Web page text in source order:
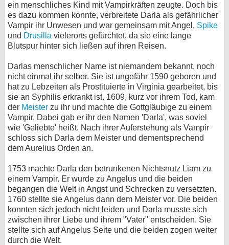
ein menschliches Kind mit Vampirkräften zeugte. Doch bis
es dazu kommen konnte, verbreitete Darla als gefährlicher
Vampir ihr Unwesen und war gemeinsam mit Angel, Spike
und Drusilla vielerorts gefürchtet, da sie eine lange
Blutspur hinter sich ließen auf ihren Reisen.
Darlas menschlicher Name ist niemandem bekannt, noch
nicht einmal ihr selber. Sie ist ungefähr 1590 geboren und
hat zu Lebzeiten als Prostituierte in Virginia gearbeitet, bis
sie an Syphilis erkrankt ist. 1609, kurz vor ihrem Tod, kam
der Meister zu ihr und machte die Gottgläubige zu einem
Vampir. Dabei gab er ihr den Namen 'Darla', was soviel
wie 'Geliebte' heißt. Nach ihrer Auferstehung als Vampir
schloss sich Darla dem Meister und dementsprechend
dem Aurelius Orden an.
1753 machte Darla den betrunkenen Nichtsnutz Liam zu
einem Vampir. Er wurde zu Angelus und die beiden
begangen die Welt in Angst und Schrecken zu versetzten.
1760 stellte sie Angelus dann dem Meister vor. Die beiden
konnten sich jedoch nicht leiden und Darla musste sich
zwischen ihrer Liebe und ihrem "Vater" entscheiden. Sie
stellte sich auf Angelus Seite und die beiden zogen weiter
durch die Welt.
Forum
bei X
bei Facebook
Kontakt
Nutzungsbedingungen
Datenschutz
Impressum
Desktop-Ansicht
myFanbase